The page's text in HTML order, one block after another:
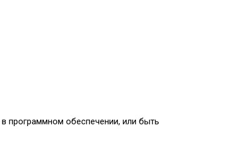
программном обеспечении, или быть